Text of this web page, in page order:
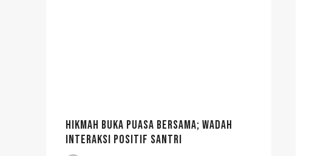
HIKMAH BUKA PUASA BERSAMA; WADAH
INTERAKSI POSITIF SANTRI